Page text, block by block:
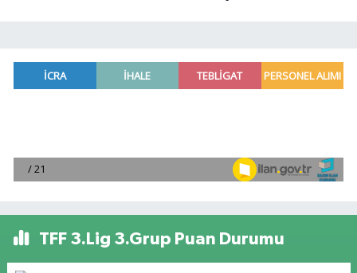
TFF 3.Lig 3.Grup Puan Durumu